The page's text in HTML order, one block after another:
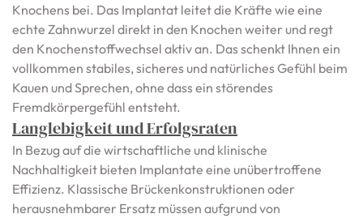
Knochens bei. Das Implantat leitet die Kräfte wie eine
echte Zahnwurzel direkt in den Knochen weiter und regt
den Knochenstoffwechsel aktiv an. Das schenkt Ihnen ein
vollkommen stabiles, sicheres und natürliches Gefühl beim
Kauen und Sprechen, ohne dass ein störendes
Fremdkörpergefühl entsteht.
Langlebigkeit und Erfolgsraten
In Bezug auf die wirtschaftliche und klinische
Nachhaltigkeit bieten Implantate eine unübertroffene
Effizienz. Klassische Brückenkonstruktionen oder
herausnehmbarer Ersatz müssen aufgrund von